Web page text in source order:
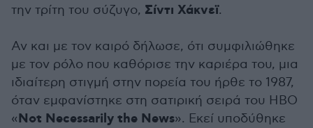
την τρίτη του σύζυγο, Σίντι Χάκνεϊ.
Αν και με τον καιρό δήλωσε, ότι συμφιλιώθηκε
με τον ρόλο που καθόρισε την καριέρα του, μια
ιδιαίτερη στιγμή στην πορεία του ήρθε το 1987,
όταν εμφανίστηκε στη σατιρική σειρά του HBO
«Not Necessarily the News». Εκεί υποδύθηκε